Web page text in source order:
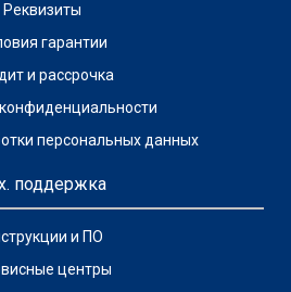
Реквизиты
гарантии
и рассрочка
персональных данных
поддержка
и ПО
центры